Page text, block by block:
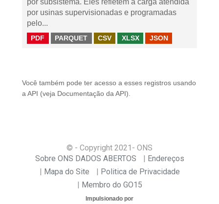
por subsistema. Eles refletem a carga atendida
por usinas supervisionadas e programadas
pelo...
PDF PARQUET CSV XLSX JSON
Você também pode ter acesso a esses registros usando
a API (veja Documentação da API ).
© - Copyright 2021 - ONS
Sobre ONS DADOS ABERTOS
Endereços
Mapa do Site
Politica de Privacidade
Membro do GO15
Impulsionado por